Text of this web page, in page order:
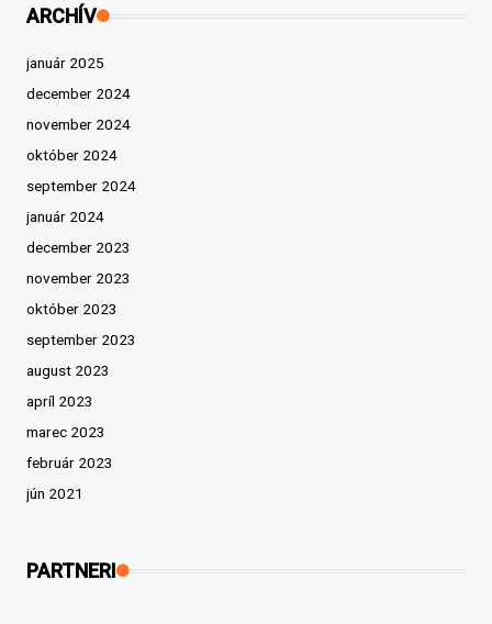
ARCHÍV
január 2025
december 2024
november 2024
október 2024
september 2024
január 2024
december 2023
november 2023
október 2023
september 2023
august 2023
apríl 2023
marec 2023
február 2023
jún 2021
PARTNERI